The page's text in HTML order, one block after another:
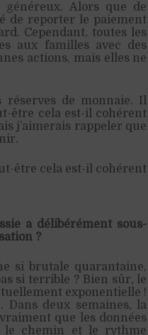
généreux. Alors que de
de reporter le paiement
Cependant, toutes les
aux familles avec des
actions, mais elles ne
réserves de monnaie. Il
être cela est-il cohérent
j’aimerais rappeler que
être cela est-il cohérent
a délibérément sous-
?
si brutale quarantaine,
si terrible ? Bien sûr, le
exponentielle !
deux semaines, la
que les données
le chemin et le rythme